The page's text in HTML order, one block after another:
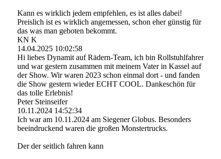
Kann es wirklich jedem empfehlen, es ist alles dabei!
Preislich ist es wirklich angemessen, schon eher günstig für
das was man geboten bekommt.
KN K
14.04.2025 10:02:58
Hi liebes Dynamit auf Rädern-Team, ich bin Rollstuhlfahrer
und war gestern zusammen mit meinem Vater in Kassel auf
der Show. Wir waren 2023 schon einmal dort - und fanden
die Show gestern wieder ECHT COOL. Dankeschön für
das tolle Erlebnis!
Peter Steinseifer
10.11.2024 14:52:34
Ich war am 10.11.2024 am Siegener Globus. Besonders
beeindruckend waren die großen Monstertrucks.
Der der seitlich fahren kann